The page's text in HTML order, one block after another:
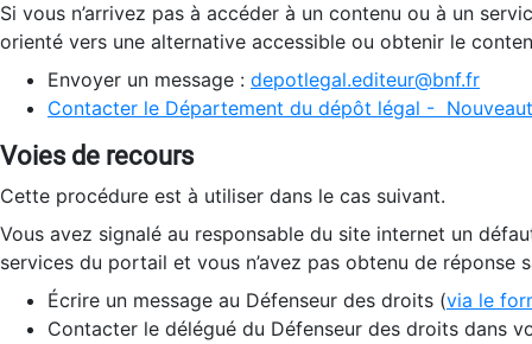
Si vous n’arrivez pas à accéder à un contenu ou à un
orienté vers une alternative accessible ou obtenir le
Envoyer un message : depotlegal.editeur@bnf.fr
Contacter le Département du dépôt légal -
Voies de recours
Cette procédure est à utiliser dans le cas suivant.
Vous avez signalé au responsable du site internet un
services du portail et vous n’avez pas obtenu de réponse
Écrire un message au Défenseur des droits (via le
Contacter le délégué du Défenseur des droits dans